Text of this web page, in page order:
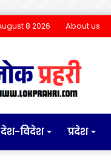
8 2026 About us
देश-विदेश प्रदेश